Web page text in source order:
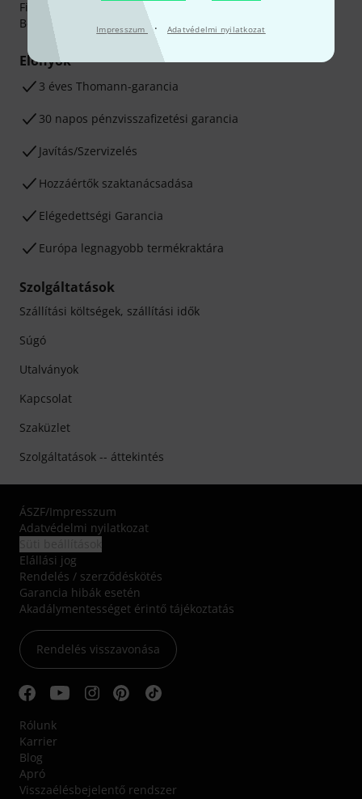
Impresszum · Adatvédelmi nyilatkozat
Fizessen biztonságosan, titkosítással: Banki átutalás vagy
Betéti- vagy hitelkártya segítségével
Előnyök
3 éves Thomann-garancia
30 napos pénzvisszafizetési garancia
Javítás/Szervizelés
Hozzáértők szaktanácsadása
Elégedettségi Garancia
Európa legnagyobb termékraktára
Szolgáltatások
Szállítási költségek, szállítási idők
Súgó
Utalványok
Kapcsolat
Szaküzlet
Szolgáltatások -- áttekintés
ÁSZF/Impresszum
Adatvédelmi nyilatkozat
Elállási jog
Rendelés / szerződéskötés
Garancia hibák esetén
Akadálymentességet érintő tájékoztatás
Rendelés visszavonása
Rólunk
Karrier
Blog
Apró
Visszaélésbejelentő rendszer